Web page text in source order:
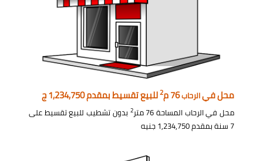
محل فيالرحاب76 م 2للبيع تقسيط بمقدم 1,234,750 ج
محل في الرحاب المساحة 76 متر 2 بدون تشطيب للبيع تقسيط على
7 سنة بمقدم 1,234,750 جنيه